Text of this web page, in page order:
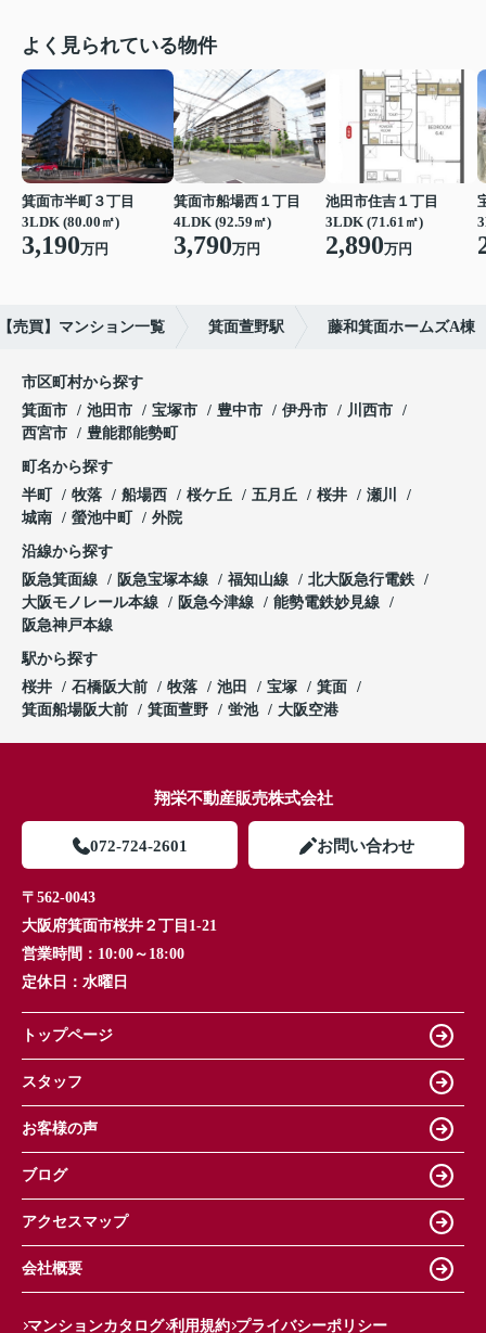
よく見られている物件
箕面市半町３丁目
3LDK (80.00㎡)
3,190万円
箕面市船場西１丁目
4LDK (92.59㎡)
3,790万円
池田市住吉１丁目
3LDK (71.61㎡)
2,890万円
売買】マンション一覧 箕面萱野駅 藤和箕面ホームズA棟
市区町村から探す
箕面市
池田市 宝塚市 豊中市 伊丹市
川西市
西宮市
豊能郡能勢町
町名から探す
半町
牧落 船場西 桜ケ丘 五月丘 桜井
瀬川
城南
螢池中町 外院
沿線から探す
阪急箕面線
阪急宝塚本線 福知山線
北大阪急行電鉄
大阪モノレール本線
阪急今津線
能勢電鉄妙見線
阪急神戸本線
駅から探す
桜井
石橋阪大前 牧落 池田 宝塚
箕面
箕面船場阪大前
箕面萱野 蛍池 大阪空港
翔栄不動産販売株式会社
072-724-2601 お問い合わせ
〒562-0043
大阪府箕面市桜井２丁目1-21
営業時間： 10:00～18:00
定休日： 水曜日
トップページ
スタッフ
お客様の声
ブログ
アクセスマップ
会社概要
マンションカタログ 利用規約 プライバシーポリシー